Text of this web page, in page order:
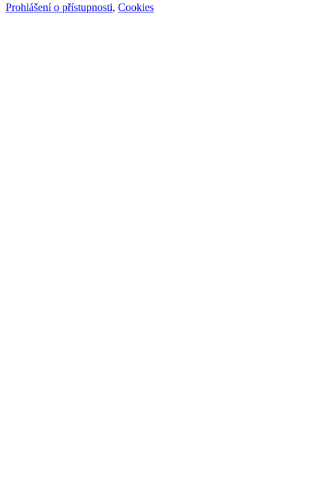
Prohlášení o přístupnosti, Cookies